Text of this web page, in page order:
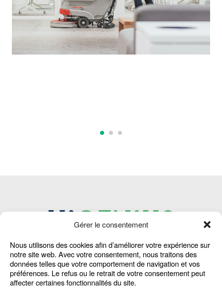
Gérer le consentement
Nous utilisons des cookies afin d’améliorer votre expérience sur
notre site web. Avec votre consentement, nous traitons des
données telles que votre comportement de navigation et vos
préférences. Le refus ou le retrait de votre consentement peut
affecter certaines fonctionnalités du site.
Home
Machines
Diensten
Waar zijn we actief
Jobs
FAQ
Cookie Policy
Alg. Voorwaarden
Klokkenluiders­